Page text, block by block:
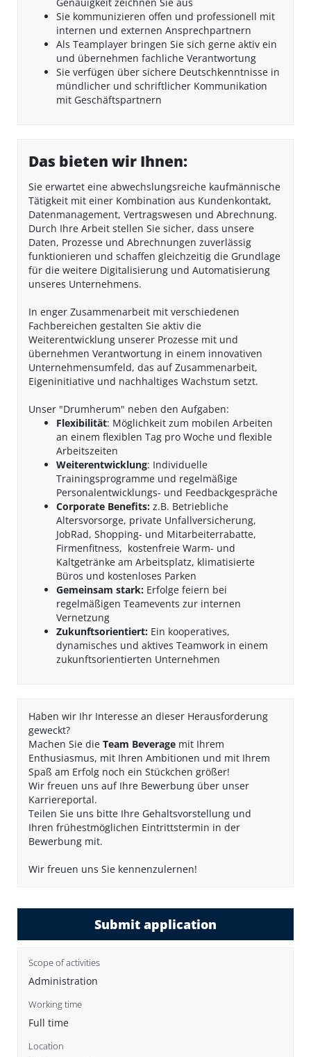
Sie kommunizieren offen und professionell mit
internen und externen Ansprechpartnern
Als Teamplayer bringen Sie sich gerne aktiv ein
und übernehmen fachliche Verantwortung
Sie verfügen über sichere Deutschkenntnisse in
mündlicher und schriftlicher Kommunikation
mit Geschäftspartnern
Das bieten wir Ihnen:
Sie erwartet eine abwechslungsreiche kaufmännische
Tätigkeit mit einer Kombination aus Kundenkontakt,
Datenmanagement, Vertragswesen und Abrechnung.
Durch Ihre Arbeit stellen Sie sicher, dass unsere
Daten, Prozesse und Abrechnungen zuverlässig
funktionieren und schaffen gleichzeitig die Grundlage
für die weitere Digitalisierung und Automatisierung
unseres Unternehmens.
In enger Zusammenarbeit mit verschiedenen
Fachbereichen gestalten Sie aktiv die
Weiterentwicklung unserer Prozesse mit und
übernehmen Verantwortung in einem innovativen
Unternehmensumfeld, das auf Zusammenarbeit,
Eigeninitiative und nachhaltiges Wachstum setzt.
Unser "Drumherum" neben den Aufgaben:
Flexibilität: Möglichkeit zum mobilen Arbeiten
an einem flexiblen Tag pro Woche und flexible
Arbeitszeiten
Weiterentwicklung: Individuelle
Trainingsprogramme und regelmäßige
Personalentwicklungs- und Feedbackgespräche
Corporate Benefits: z.B. Betriebliche
Altersvorsorge, private Unfallversicherung,
JobRad, Shopping- und Mitarbeiterrabatte,
Firmenfitness, kostenfreie Warm- und
Kaltgetränke am Arbeitsplatz, klimatisierte
Büros und kostenloses Parken
Gemeinsam stark: Erfolge feiern bei
regelmäßigen Teamevents zur internen
Vernetzung
Zukunftsorientiert: Ein kooperatives,
dynamisches und aktives Teamwork in einem
zukunftsorientierten Unternehmen
Haben wir Ihr Interesse an dieser Herausforderung
geweckt?
Machen Sie die Team Beverage mit Ihrem
Enthusiasmus, mit Ihren Ambitionen und mit Ihrem
Spaß am Erfolg noch ein Stückchen größer!
Wir freuen uns auf Ihre Bewerbung über unser
Karriereportal.
Teilen Sie uns bitte Ihre Gehaltsvorstellung und
Ihren frühestmöglichen Eintrittstermin in der
Bewerbung mit.
Wir freuen uns Sie kennenzulernen!
Submit application
Scope of activities
Administration
Working time
Full time
Location